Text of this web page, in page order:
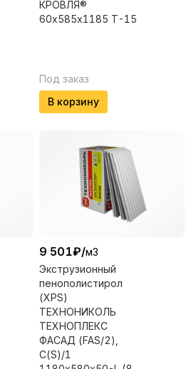
КРОВЛЯ®
60х585х1185 Т-15
Под заказ
В корзину
9 501₽/м3
Экструзионный
пенополистирол
(XPS)
ТЕХНОНИКОЛЬ
ТЕХНОПЛЕКС
ФАСАД (FAS/2),
С(S)/1